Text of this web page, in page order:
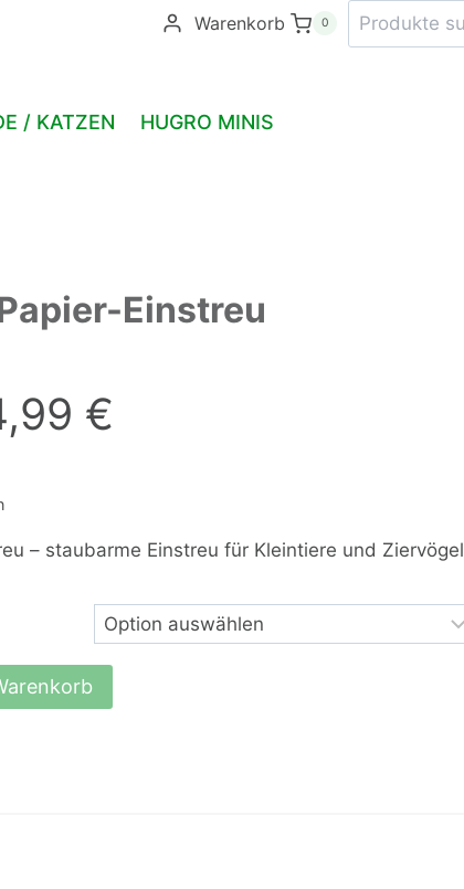
Warenkorb 0
Suchen
nach:
/ KATZEN HUGRO MINIS
Einstreu
€
– staubarme Einstreu für Kleintiere und Ziervögel